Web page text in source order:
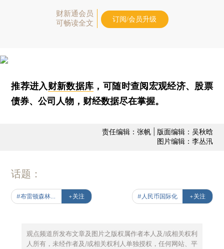
财新通会员
可畅读全文
订阅/会员升级
推荐进入财新数据库 ，可随时查阅宏观经济、股票
债券、公司人物，财经数据尽在掌握。
责任编辑：张帆 | 版面编辑：吴秋晗
图片编辑：李丛汛
话题：
+关注 #人民币国际化 +关注
观点频道所发布文章及图片之版权属作者本人及/或相关权利
人所有，未经作者及/或相关权利人单独授权，任何网站、平